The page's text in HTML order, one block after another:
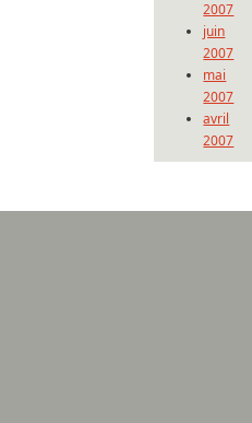
2007
juin
2007
mai
2007
avril
2007